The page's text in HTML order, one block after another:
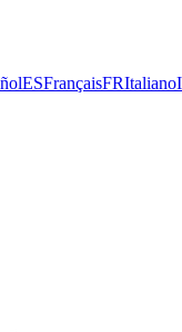
ESFrançaisFRItaliano